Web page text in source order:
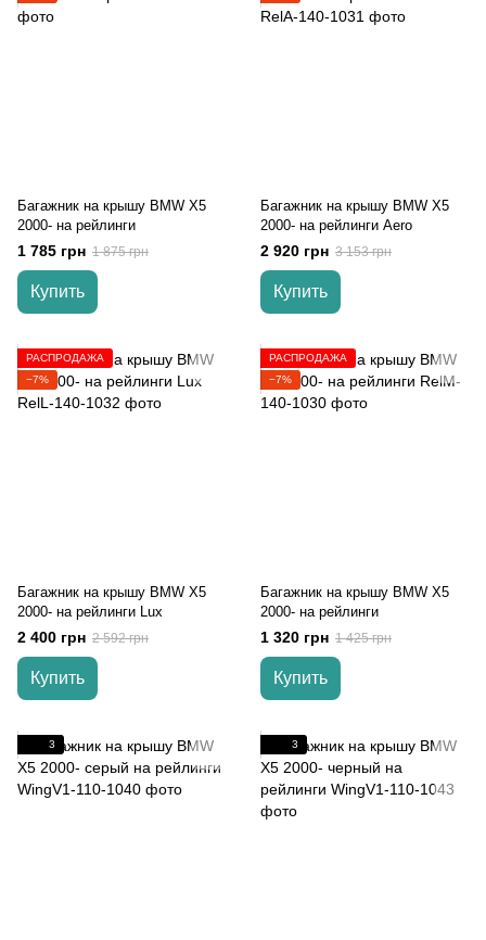
Багажник на крышу BMW X5
2000- на рейлинги
1 785 грн 1 875 грн
Купить
Багажник на крышу BMW X5
2000- на рейлинги Aero
2 920 грн 3 153 грн
Купить
РАСПРОДАЖА
−7%
Багажник на крышу BMW X5
2000- на рейлинги Lux
2 400 грн 2 592 грн
Купить
РАСПРОДАЖА
−7%
Багажник на крышу BMW X5
2000- на рейлинги
1 320 грн 1 425 грн
Купить
3 3